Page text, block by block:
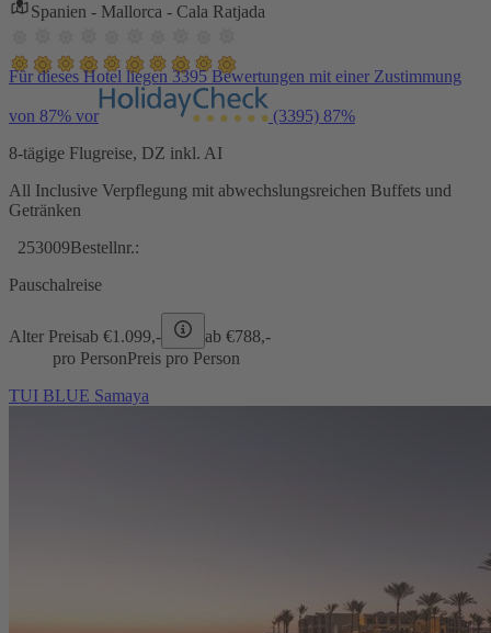
Spanien - Mallorca - Cala Ratjada
Für dieses Hotel liegen 3395 Bewertungen mit einer Zustimmung
von 87% vor (3395) 87%
8-tägige Flugreise, DZ inkl. AI
All Inclusive Verpflegung mit abwechslungsreichen Buffets und
Getränken
253009Bestellnr.:
Pauschalreise
Alter Preisab €1.099,- ab €788,-
pro PersonPreis pro Person
TUI BLUE Samaya